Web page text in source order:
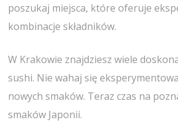
poszukaj miejsca, które oferuje
kombinacje składników.
W Krakowie znajdziesz wiele
sushi. Nie wahaj się
nowych smaków. Teraz czas na
smaków Japonii.